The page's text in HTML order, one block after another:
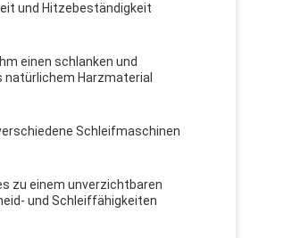
und Hitzebeständigkeit
einen schlanken und
natürlichem Harzmaterial
Schleifmaschinen
zu einem unverzichtbaren
und Schleiffähigkeiten